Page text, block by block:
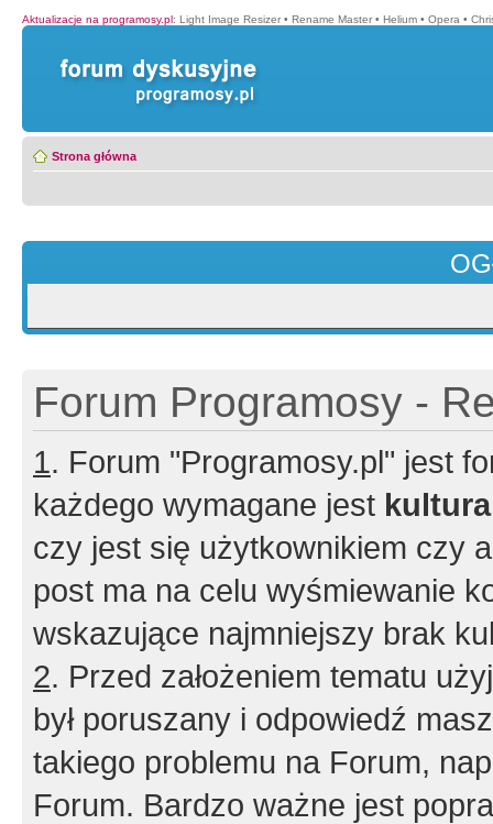
Aktualizacje na programosy.pl: Light Image Resizer • Rename Master • Helium • Opera •
Strona główna
Forum Programosy -
1. Forum "Programosy.pl" jest
każdego wymagane jest
czy jest się użytkownikiem czy
post ma na celu wyśmiewanie
wskazujące najmniejszy brak
2. Przed założeniem tematu
był poruszany i odpowiedź
takiego problemu na Forum,
Forum. Bardzo ważne jest